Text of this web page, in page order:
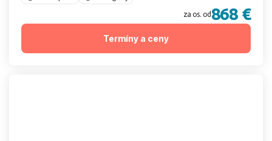
za os. od 868 €
Termíny a ceny